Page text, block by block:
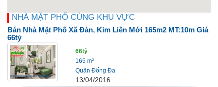
NHÀ MẶT PHỐ CÙNG KHU VỰC
Bán Nhà Mặt Phố Xã Đàn, Kim Liên Mới 165m2 MT:10m Giá
66tỷ
66tỷ
165 m²
Quận Đống Đa
13/04/2016